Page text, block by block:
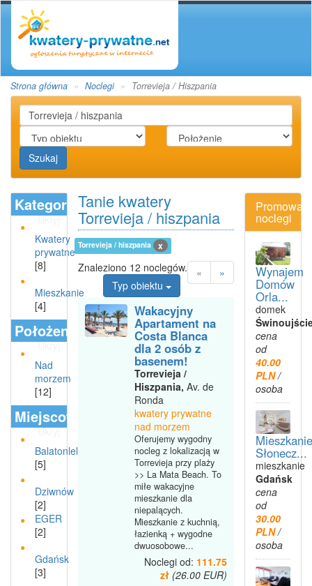
Strona główna Noclegi Torrevieja / Hiszpania
Szukaj
Kategoria
Ukryj
Kwatery
prywatne
[8]
Mieszkanie
[4]
Położenie
Ukryj
Nad
morzem
[12]
Miejscowości
Ukryj
Balatonlelle
[5]
Dziwnów
[2]
EGER
[2]
Gdańsk
[3]
Tanie kwatery
Torrevieja / hiszpania
Torrevieja / hiszpania x
Znaleziono 12 noclegów. «
»
Typ obiektu
Wakacyjny
Apartament na
Costa Blanca
dla 2 osób z
basenem!
Torrevieja /
Hiszpania, Av. de
Ronda
kwatery prywatne
nad morzem
Oferujemy wygodny
nocleg z lokalizacją w
Torrevieja przy plaży
>> La Mata Beach. To
miłe wakacyjne
mieszkanie dla
niepalących.
Mieszkanie z kuchnią,
łazienką + wygodne
dwuosobowe...
Noclegi od: 111.75
zł (26.00 EUR)
noclegi
Wynajem
Domów
Orla...
domek
cena
od
40.00
PLN/
osoba
Mieszkanie
Słonecz...
mieszkanie
Gdańsk
cena
od
30.00
PLN/
osoba